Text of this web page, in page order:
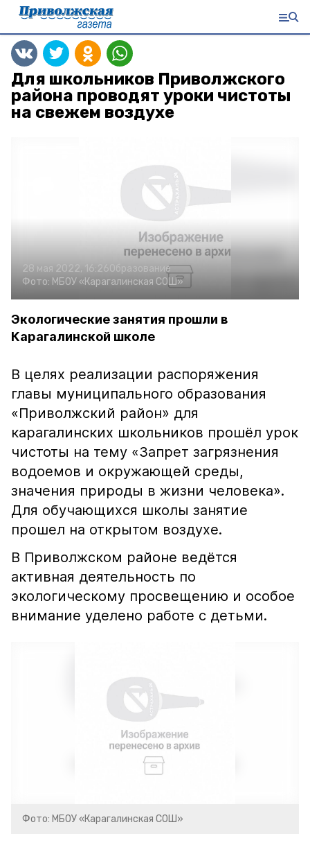
Для школьников Приволжского
района проводят уроки чистоты
на свежем воздухе
28 мая 2022, 16:26Образование
Фото: МБОУ «Карагалинская СОШ»
Экологические занятия прошли в
Карагалинской школе
В целях реализации распоряжения
главы муниципального образования
«Приволжский район» для
карагалинских школьников прошёл урок
чистоты на тему «Запрет загрязнения
водоемов и окружающей среды,
значения природы в жизни человека».
Для обучающихся школы занятие
прошел на открытом воздухе.
В Приволжском районе ведётся
активная деятельность по
экологическому просвещению и особое
внимание уделено работе с детьми.
Фото: МБОУ «Карагалинская СОШ»